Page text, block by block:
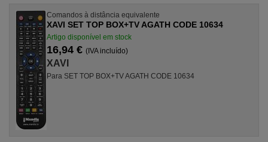
Comandos à distância equivalente
XAVI SET TOP BOX+TV AGATH CODE 10634
Artigo disponível em stock
16,94 € (IVA incluído)
XAVI
Para SET TOP BOX+TV AGATH CODE 10634